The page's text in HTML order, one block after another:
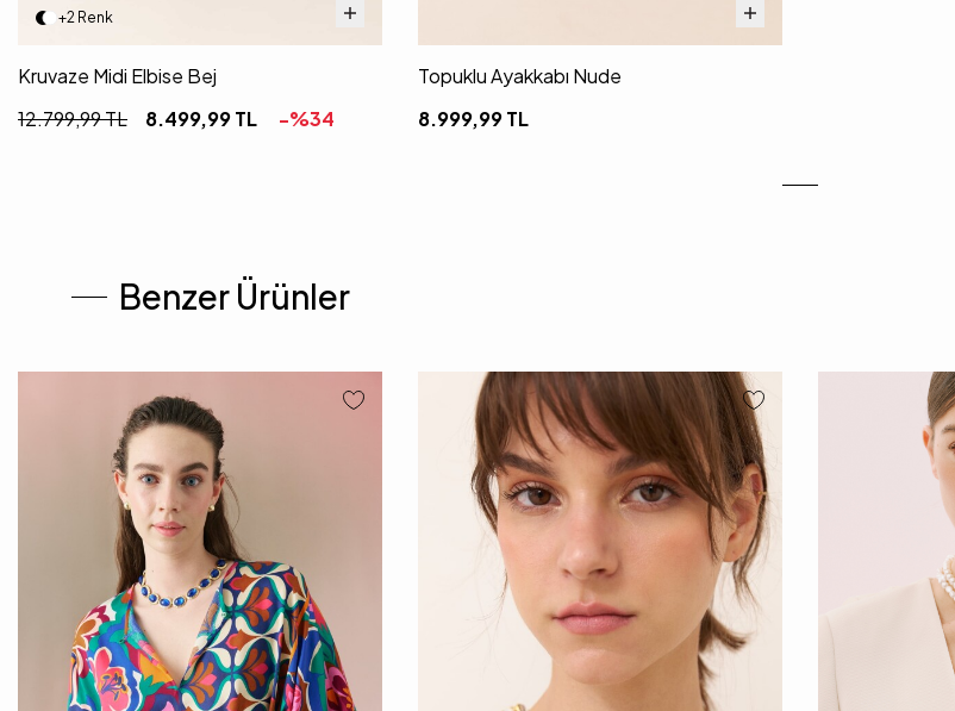
+2 Renk
Kruvaze Midi Elbise Bej
12.799,99TL 8.499,99TL -%34
Topuklu Ayakkabı Nude
8.999,99TL
Benzer Ürünler